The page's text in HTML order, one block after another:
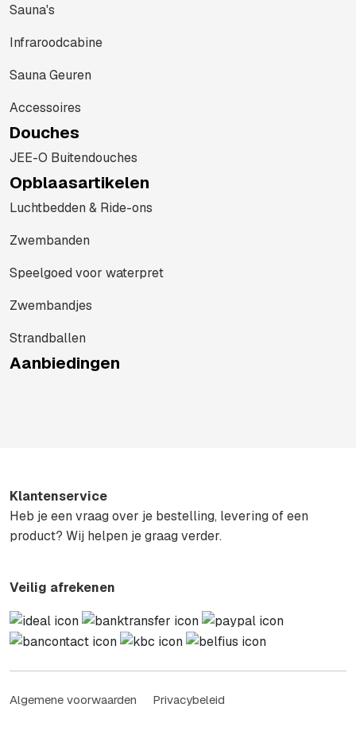
Sauna's
Infraroodcabine
Sauna Geuren
Accessoires
Douches
JEE-O Buitendouches
Opblaasartikelen
Luchtbedden & Ride-ons
Zwembanden
Speelgoed voor waterpret
Zwembandjes
Strandballen
Aanbiedingen
Klantenservice
Heb je een vraag over je bestelling, levering of een
product? Wij helpen je graag verder.
Veilig afrekenen
Algemene voorwaarden Privacybeleid